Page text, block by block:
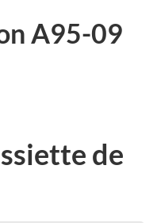
A95-09
de